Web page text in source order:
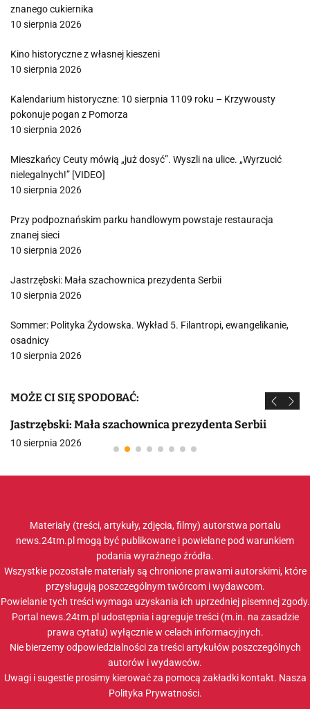
znanego cukiernika
10 sierpnia 2026
Kino historyczne z własnej kieszeni
10 sierpnia 2026
Kalendarium historyczne: 10 sierpnia 1109 roku – Krzywousty
pokonuje pogan z Pomorza
10 sierpnia 2026
Mieszkańcy Ceuty mówią „już dosyć”. Wyszli na ulice. „Wyrzucić
nielegalnych!” [VIDEO]
10 sierpnia 2026
Przy podpoznańskim parku handlowym powstaje restauracja
znanej sieci
10 sierpnia 2026
Jastrzębski: Mała szachownica prezydenta Serbii
10 sierpnia 2026
Sommer: Polityka Żydowska. Wykład 5. Filantropi, ewangelikanie,
osadnicy
10 sierpnia 2026
MOŻE CI SIĘ SPODOBAĆ:
Jastrzębski: Mała szachownica prezydenta Serbii
10 sierpnia 2026
Materiały (treści, artykuły, zdjęcia, filmy) autorstwa portalu
news.24tm.pl mogą być publikowane i powielane pod warunkiem
podania wyraźnego źródła.
Wszystkie pozostałe materiały są chronione prawami autorskimi, które
przysługują poszczególnym twórcom i wydawcom.
Powielanie tych treści wymaga uzyskania ich uprzedniej pisemnej zgody.
Portal news.24tm.pl udostępnia i agreguje treści (m.in. na zasadzie
prawa cytatu) wyłącznie w celach informacyjnych.
Nie bierzemy odpowiedzialności za treści artykułów poszczególnych
autorów i wydawców.
Uwagi i sugestie prosimy kierować za pomocą zakładki kontakt. Nasza
Polityka Prywatności.